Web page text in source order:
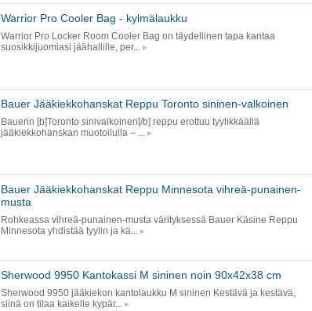
Warrior Pro Cooler Bag - kylmälaukku
Warrior Pro Locker Room Cooler Bag on täydellinen tapa kantaa
suosikkijuomiasi jäähallille, per...
Bauer Jääkiekkohanskat Reppu Toronto sininen-valkoinen
Bauerin [b]Toronto sinivalkoinen[/b] reppu erottuu tyylikkäällä
jääkiekkohanskan muotoilulla – ...
Bauer Jääkiekkohanskat Reppu Minnesota vihreä-punainen-
musta
Rohkeassa vihreä-punainen-musta värityksessä Bauer Käsine Reppu
Minnesota yhdistää tyylin ja kä...
Sherwood 9950 Kantokassi M sininen noin 90x42x38 cm
Sherwood 9950 jääkiekon kantolaukku M sininen Kestävä ja kestävä,
siinä on tilaa kaikelle kypär...